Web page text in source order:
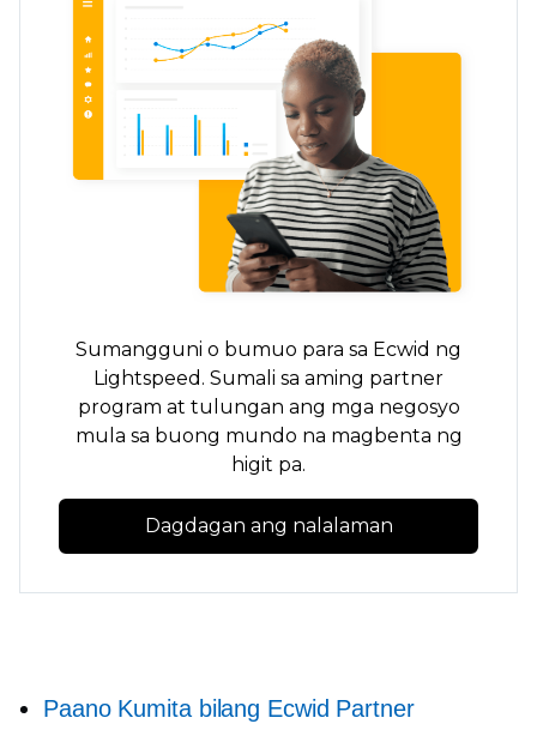
Sumangguni o bumuo para sa Ecwid ng
Lightspeed. Sumali sa aming partner
program at tulungan ang mga negosyo
mula sa buong mundo na magbenta ng
higit pa.
Dagdagan ang nalalaman
Paano Kumita bilang Ecwid Partner